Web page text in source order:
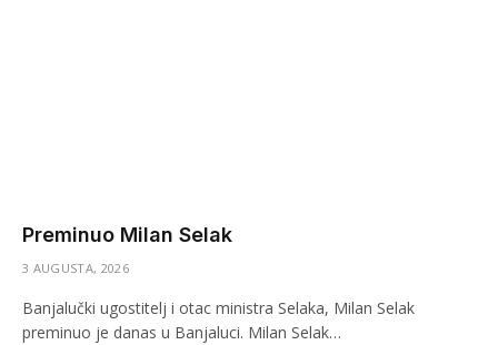
Preminuo Milan Selak
3 AUGUSTA, 2026
Banjalučki ugostitelj i otac ministra Selaka, Milan Selak
preminuo je danas u Banjaluci. Milan Selak…